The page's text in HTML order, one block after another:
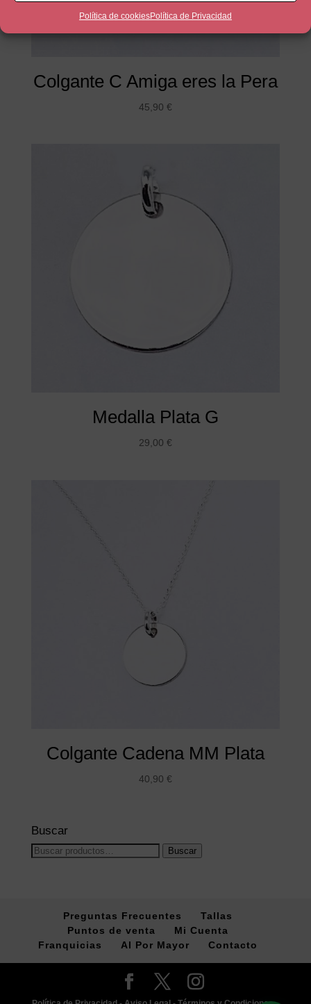
Política de cookiesPolítica de Privacidad
Colgante C Amiga eres la Pera
45,90 €
Medalla Plata G
29,00 €
Colgante Cadena MM Plata
40,90 €
Buscar
Buscar
Buscar
Preguntas Frecuentes
Tallas
Puntos de venta
Mi Cuenta
Franquicias
Al Por Mayor Contacto